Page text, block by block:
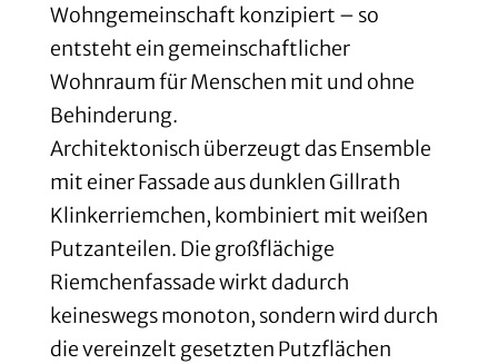
Wohngemeinschaft konzipiert – so
entsteht ein gemeinschaftlicher
Wohnraum für Menschen mit und ohne
Behinderung.
Architektonisch überzeugt das Ensemble
mit einer Fassade aus dunklen Gillrath
Klinkerriemchen, kombiniert mit weißen
Putzanteilen. Die großflächige
Riemchenfassade wirkt dadurch
keineswegs monoton, sondern wird durch
die vereinzelt gesetzten Putzflächen